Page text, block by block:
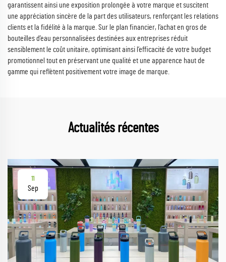
garantissent ainsi une exposition prolongée à votre marque et suscitent
une appréciation sincère de la part des utilisateurs, renforçant les relations
clients et la fidélité à la marque. Sur le plan financier, l’achat en gros de
bouteilles d’eau personnalisées destinées aux entreprises réduit
sensiblement le coût unitaire, optimisant ainsi l’efficacité de votre budget
promotionnel tout en préservant une qualité et une apparence haut de
gamme qui reflètent positivement votre image de marque.
Actualités récentes
11
Sep